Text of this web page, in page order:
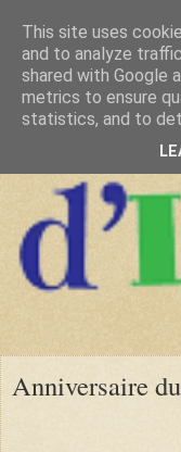
Anniversaire
This site uses
and to analyze
shared with Google
metrics to ensure
statistics, and to